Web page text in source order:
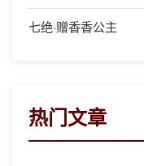
七绝·赠香香公主
热门文章